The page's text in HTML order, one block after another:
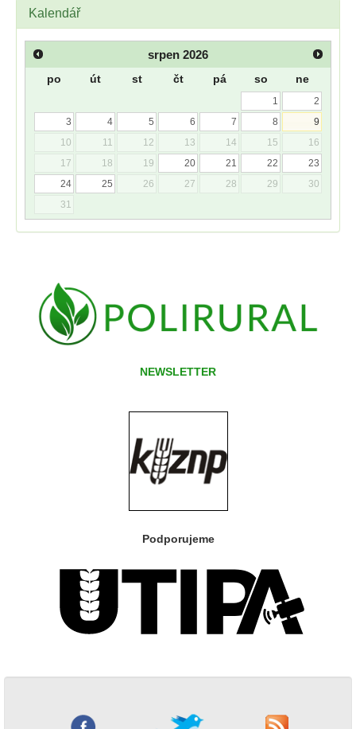
Kalendář
srpen 2026
po út st čt pá so ne
1
2
3
4 5 6 7 8
9
10
11 12 13 14 15
16
17
18 19 20 21 22
23
24
25 26 27 28 29
30
31
NEWSLETTER
Podporujeme